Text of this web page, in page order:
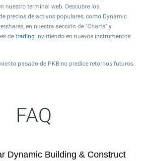
nuestro terminal web. Descubre los
precios de activos populares, como Dynamic
en nuestra sección de "Charts" y
de trading invirtiendo en nuevos instrumentos
pasado de PKB no predice retornos futuros.
FAQ
Dynamic Building & Construct